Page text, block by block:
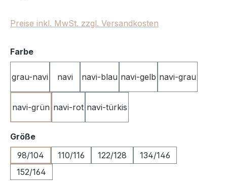
Preise inkl. MwSt. zzgl. Versandkosten
Farbeauswählen
grau-navi navi navi-blau navi-gelb navi-grau
navi-grün navi-rot navi-türkis
Größeauswählen
98/104
110/116 122/128
134/146
152/164